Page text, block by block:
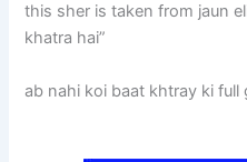
this sher is taken from jaun
khatra hai”
ab nahi koi baat khtray ki full